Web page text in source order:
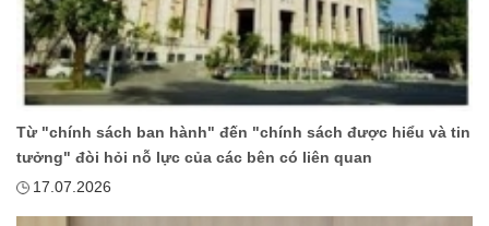
Từ "chính sách ban hành" đến "chính sách được hiểu và tin
tưởng" đòi hỏi nỗ lực của các bên có liên quan
17.07.2026